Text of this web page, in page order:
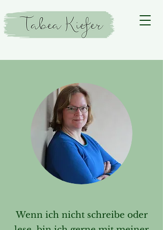
Wenn ich nicht schreibe oder